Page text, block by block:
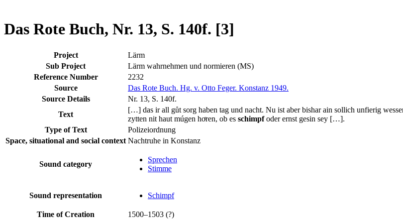
Das Rote Buch, Nr. 13, S. 140f. [3]
Project
Lärm
Sub Project
Lärm wahrnehmen und normieren (MS)
Reference Number
2232
Source
Das Rote Buch. Hg. v. Otto Feger. Konstanz 1949.
Source Details
Nr. 13, S. 140f.
Text
[…] das ir all gůt sorg haben tag und nacht. Nu ist aber bishar ain sollich unfierig
zytten nit haut múgen hoͤren, ob es schimpfoder ernst gesin sey […].
Type of Text
Polizeiordnung
Space, situational and social context Nachtruhe in Konstanz
Sound category
Sprechen
Stimme
Sound representation Schimpf
Time of Creation 1500–1503 (?)